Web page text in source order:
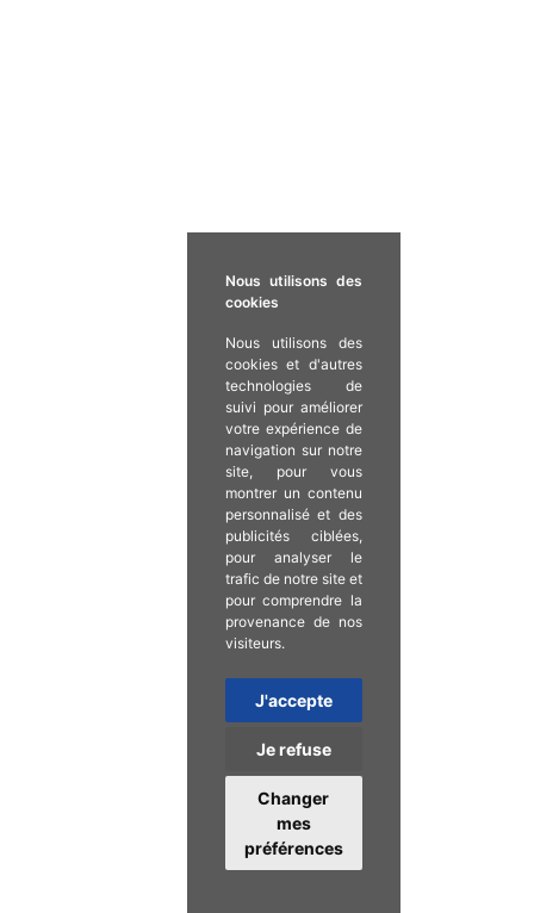
Nous utilisons des
cookies
Nous utilisons des
cookies et d'autres
technologies de
suivi pour améliorer
votre expérience de
navigation sur notre
site, pour vous
montrer un contenu
personnalisé et des
publicités ciblées,
pour analyser le
trafic de notre site et
pour comprendre la
provenance de nos
visiteurs.
J'accepte
Je refuse
Changer
mes
préférences